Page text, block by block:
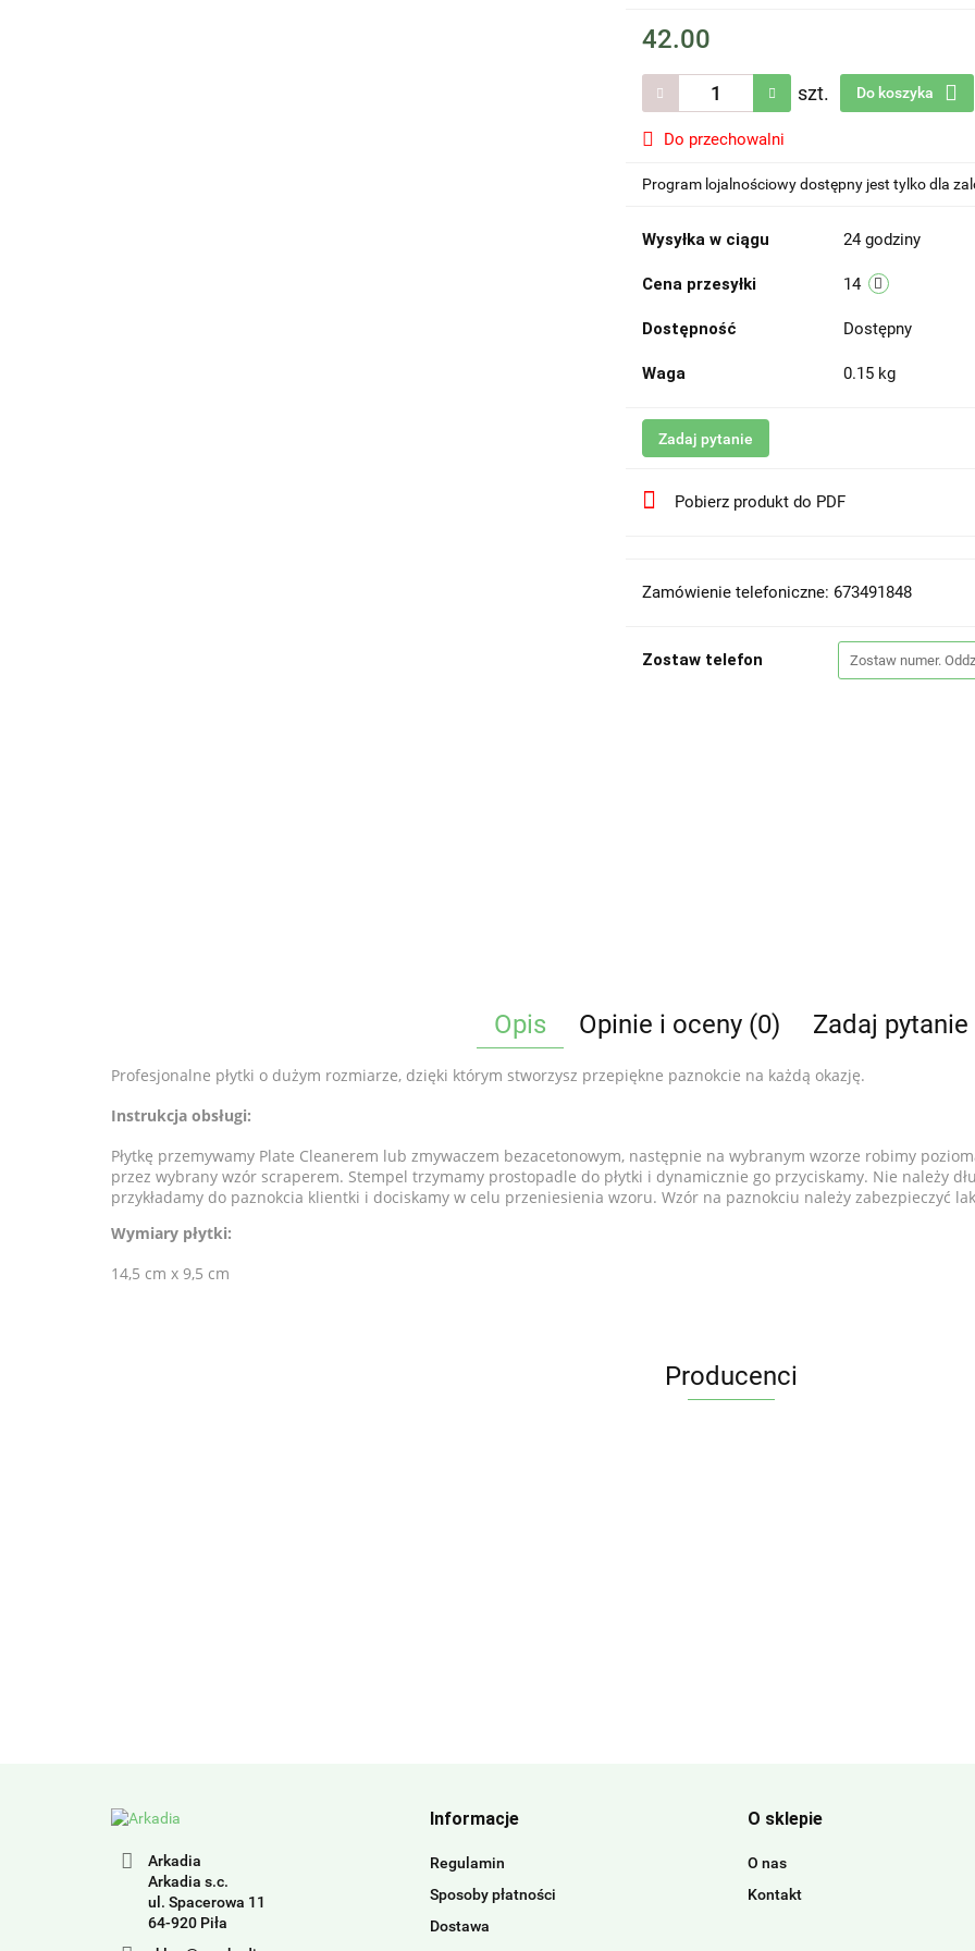
42.00
szt. Do koszyka
Do przechowalni
Program lojalnościowy dostępny jest tylko dla
Wysyłka w ciągu 24 godziny
Cena przesyłki 14
Dostępność Dostępny
Waga 0.15 kg
Zadaj pytanie
Pobierz produkt do PDF
Zamówienie telefoniczne: 673491848
Zostaw telefon
Opis Opinie i oceny (0) Zadaj pytanie
Profesjonalne płytki o dużym rozmiarze, dzięki którym stworzysz przepiękne paznokcie na każdą okazję.
Instrukcja obsługi:
Płytkę przemywamy Plate Cleanerem lub zmywaczem bezacetonowym, następnie na wybranym wzorze robimy
przez wybrany wzór scraperem. Stempel trzymamy prostopadle do płytki i dynamicznie go przyciskamy. Nie należy
przykładamy do paznokcia klientki i dociskamy w celu przeniesienia wzoru. Wzór na paznokciu należy zabezpieczyć
Wymiary płytki:
14,5 cm x 9,5 cm
Producenci
Arkadia
Arkadia s.c.
ul. Spacerowa 11
64-920 Piła
Informacje
Regulamin
Sposoby płatności
Dostawa
O sklepie
O nas
Kontakt